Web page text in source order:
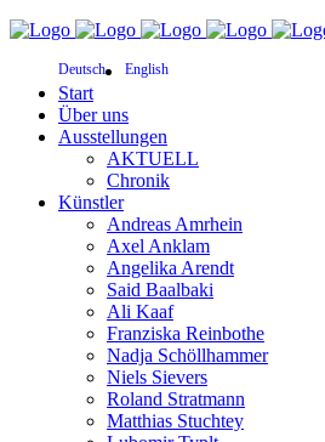
Deutsch English
Start
Über uns
Ausstellungen
AKTUELL
Chronik
Künstler
Andreas Amrhein
Axel Anklam
Angelika Arendt
Said Baalbaki
Ali Kaaf
Franziska Reinbothe
Nadja Schöllhammer
Niels Sievers
Roland Stratmann
Matthias Stuchtey